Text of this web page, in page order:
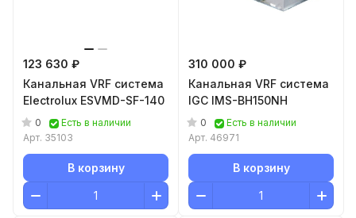
123 630 ₽
Канальная VRF система
Electrolux ESVMD-SF-140
0
Есть в наличии
Арт. 35103
В корзину
310 000 ₽
Канальная VRF система
IGC IMS-BH150NH
0
Есть в наличии
Арт. 46971
В корзину